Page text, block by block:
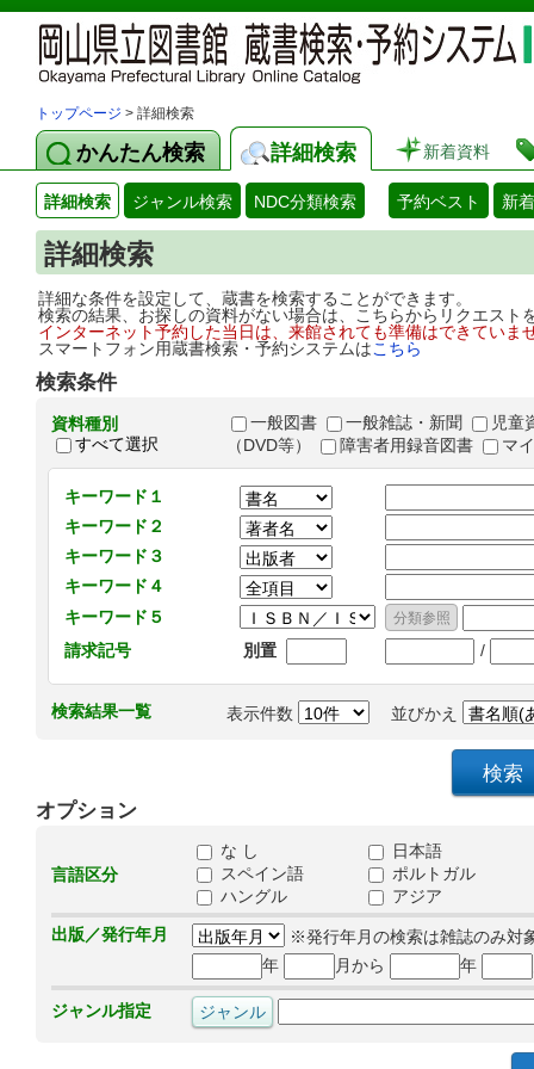
トップページ > 詳細検索
かんたん検索 詳細検索 新着資料
詳細検索 ジャンル検索 NDC分類検索 予約ベスト 新
詳細検索
詳細な条件を設定して、蔵書を検索することができます。
検索の結果、お探しの資料がない場合は、こちらからリクエス
インターネット予約した当日は、来館されても準備はできてい
スマートフォン用蔵書検索・予約システムはこちら
検索条件
資料種別
すべて選択
一般図書 一般雑誌・新聞
児童
（DVD等）
障害者用録音図書 マ
キーワード１
キーワード２
キーワード３
キーワード４
キーワード５
請求記号
別置 /
検索結果一覧 表示件数 並びかえ
オプション
言語区分
な し
日本語
スペイン語
ポルトガル
ハングル
アジア
出版／発行年月
※発行年月の検索は雑誌のみ対
年
月から 年
ジャンル指定